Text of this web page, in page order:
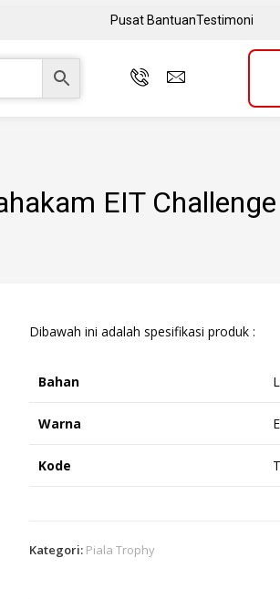
Pusat BantuanTestimoni
EIT Challenge
Dibawah ini adalah spesifikasi produk :
Bahan
Warna
Kode
Kategori: Piala Trophy